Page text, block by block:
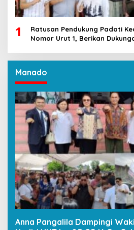
1
Ratusan Pendukung Padati
Nomor Urut 1, Berikan
Manado
Anna Pangalila Dampingi